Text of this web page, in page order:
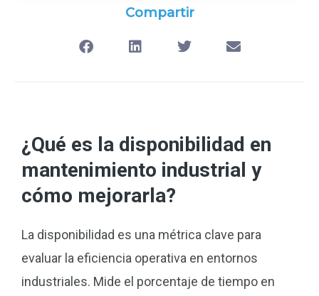
Compartir
¿Qué es la disponibilidad en
mantenimiento industrial y
cómo mejorarla?
La disponibilidad es una métrica clave para
evaluar la eficiencia operativa en entornos
industriales. Mide el porcentaje de tiempo en